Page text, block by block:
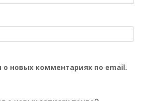
новых комментариях по email.